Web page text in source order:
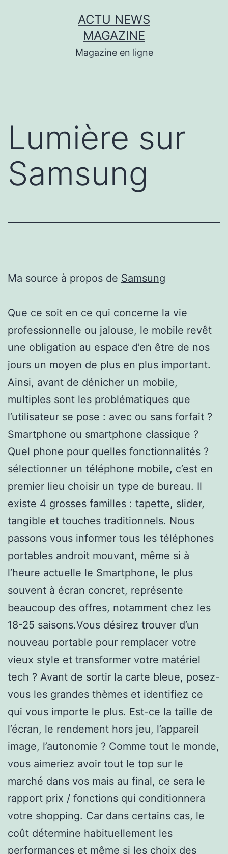
ACTU NEWS
MAGAZINE
Magazine en ligne
Lumière sur
Samsung
Ma source à propos de Samsung
Que ce soit en ce qui concerne la vie
professionnelle ou jalouse, le mobile revêt
une obligation au espace d’en être de nos
jours un moyen de plus en plus important.
Ainsi, avant de dénicher un mobile,
multiples sont les problématiques que
l’utilisateur se pose : avec ou sans forfait ?
Smartphone ou smartphone classique ?
Quel phone pour quelles fonctionnalités ?
sélectionner un téléphone mobile, c’est en
premier lieu choisir un type de bureau. Il
existe 4 grosses familles : tapette, slider,
tangible et touches traditionnels. Nous
passons vous informer tous les téléphones
portables androit mouvant, même si à
l’heure actuelle le Smartphone, le plus
souvent à écran concret, représente
beaucoup des offres, notamment chez les
18-25 saisons.Vous désirez trouver d’un
nouveau portable pour remplacer votre
vieux style et transformer votre matériel
tech ? Avant de sortir la carte bleue, posez-
vous les grandes thèmes et identifiez ce
qui vous importe le plus. Est-ce la taille de
l’écran, le rendement hors jeu, l’appareil
image, l’autonomie ? Comme tout le monde,
vous aimeriez avoir tout le top sur le
marché dans vos mais au final, ce sera le
rapport prix / fonctions qui conditionnera
votre shopping. Car dans certains cas, le
coût détermine habituellement les
performances et même si les choix des